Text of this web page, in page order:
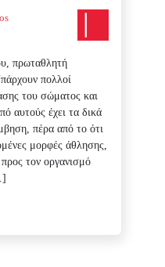
πρωταθλητή
πολλοί
του σώματος και
αυτούς έχει τα δικά
πέρα από το ότι
μορφές άθλησης,
προς τον οργανισμό